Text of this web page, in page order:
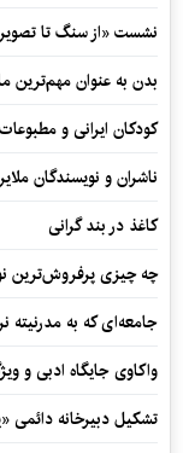
نشست «از سنگ تا
بدن به عنوان مهم‌ترین
کودکان ایرانی و
ناشران و نویسندگان
کاغذ در بند گرانی
چه چیزی پرفروش‌ترین
جامعه‌ای که به مدرنیته
واکاوی جایگاه ادبی و
تشکیل دبیرخانه دائمی